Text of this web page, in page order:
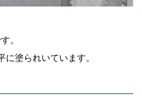
。
塗られいています。